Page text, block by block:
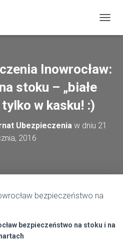
R
Ą
I
Inowrocław:
stoku – „białe
w kasku! :)
Ubezpieczeniaw dniu 21
2016
bezpieczeństwo na stoku i na